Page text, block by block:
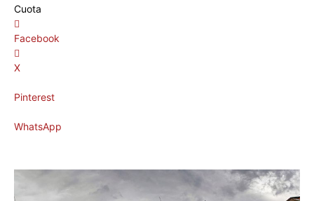
Cuota
Facebook
X
Pinterest
WhatsApp